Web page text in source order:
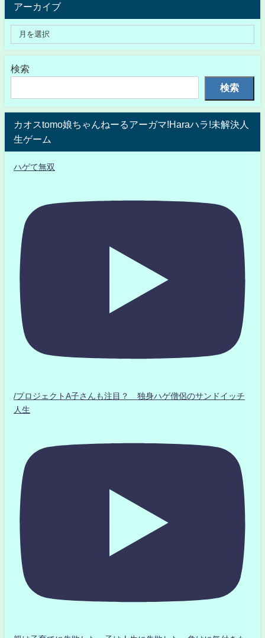
アーカイブ
検索
検索
カオスtomo娘ちゃんねーるアーガマ!Haraハラ!未解決人
生ゲーム
ハゲて無双
/プロジェクトA子さんも注目？ 独身ハゲ僧侶のサンドイッチ
人生